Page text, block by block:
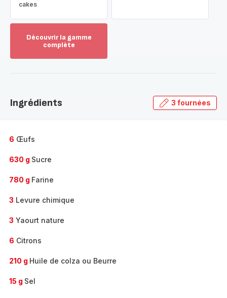
cakes
Découvrir la gamme
complète
gamme
Ingrédients 3 fournées
6 Œufs
630 g Sucre
780 g Farine
3 Levure chimique
3 Yaourt nature
6 Citrons
210 g Huile de colza ou Beurre
15 g Sel